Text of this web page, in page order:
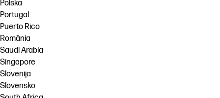
Polska
Portugal
Puerto Rico
România
Saudi Arabia
Singapore
Slovenija
Slovensko